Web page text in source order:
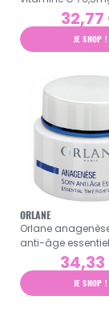
énergisant 15ml
JE SHOP !
ORLANE
Orlane
anti-âge
JE SHOP !